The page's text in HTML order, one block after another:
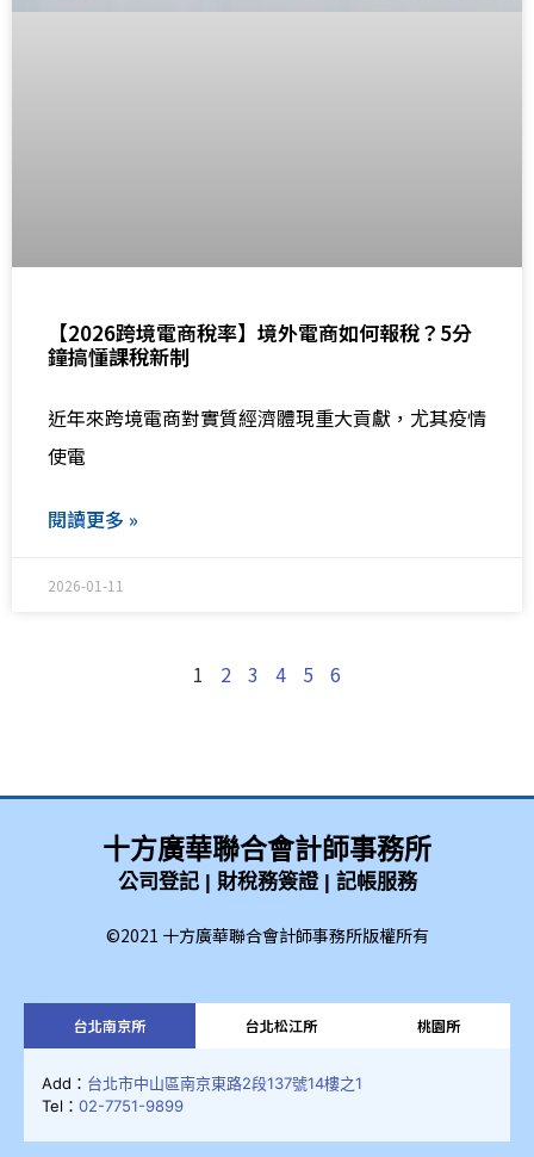
【2026跨境電商稅率】境外電商如何報稅？5分
鐘搞懂課稅新制
近年來跨境電商對實質經濟體現重大貢獻，尤其疫情
使電
閱讀更多 »
2026-01-11
1 2 3 4 5 6
十方廣華聯合會計師事務所
公司登記 | 財稅務簽證 | 記帳服務
©2021 十方廣華聯合會計師事務所版權所有
台北南京所 台北松江所 桃園所
Add： 台北市中山區南京東路2段137號14樓之1
Tel： 02-7751-9899